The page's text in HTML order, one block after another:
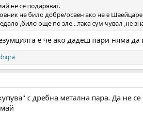
не се подаряват.
не било добре/освен ако не е
,било още по зле ...така сум чувал ,не
е че ако дадеш пари няма
с дребна метална пара. Да не